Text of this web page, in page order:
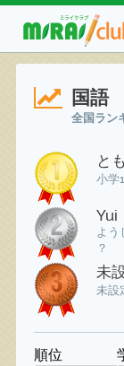
国語
全国ラン
とも
小学
Yui
よう
？
未
未設
順位